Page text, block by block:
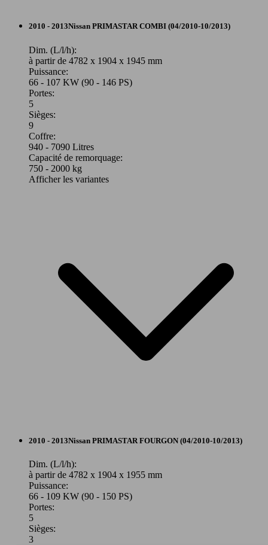
Autres
Diesel
Model Version
Primastar Avantour L1H1 2t7 2.0 dCi 115 FAP
Primastar Avantour L1H1 2t7 2.0 dCi 90 FAP
2010 - 2013Nissan PRIMASTAR COMBI (04/2010-10/2013)
Dim. (L/l/h):
à partir de 4782 x 1904 x 1945 mm
Puissance:
66 - 107 KW (90 - 146 PS)
Portes:
5
Sièges:
9
Coffre:
940 - 7090 Litres
Capacité de remorquage:
750 - 2000 kg
Afficher les variantes
Autres
Diesel
Model Version
2010 - 2013Nissan PRIMASTAR FOURGON (04/2010-10/2013)
Dim. (L/l/h):
à partir de 4782 x 1904 x 1955 mm
Puissance:
66 - 109 KW (90 - 150 PS)
Portes:
5
Sièges:
3